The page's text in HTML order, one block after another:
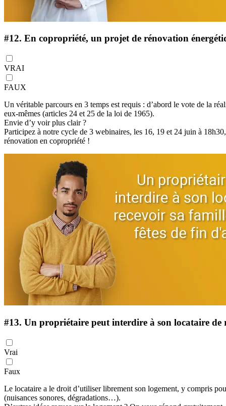
#12. En copropriété, un projet de rénovation
VRAI
FAUX
Un véritable parcours en 3 temps est requis : d’abord le vote de la
eux-mêmes (articles 24 et 25 de la loi de 1965).
Envie d’y voir plus clair ?
Participez à notre cycle de 3 webinaires, les 16, 19 et 24 juin à
rénovation en copropriété !
#13. Un propriétaire peut interdire à son locataire de
Vrai
Faux
Le locataire a le droit d’utiliser librement son logement, y compris
(nuisances sonores, dégradations…).